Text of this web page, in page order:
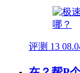
评测 13